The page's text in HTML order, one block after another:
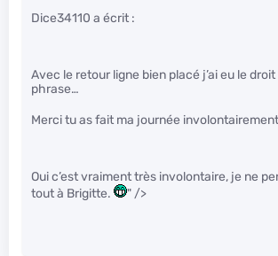
Dice34110 a écrit :
Avec le retour ligne bien placé j’ai eu le
phrase…
Merci tu as fait ma journée involontairement
Oui c’est vraiment très involontaire, je ne
tout à Brigitte.
" />